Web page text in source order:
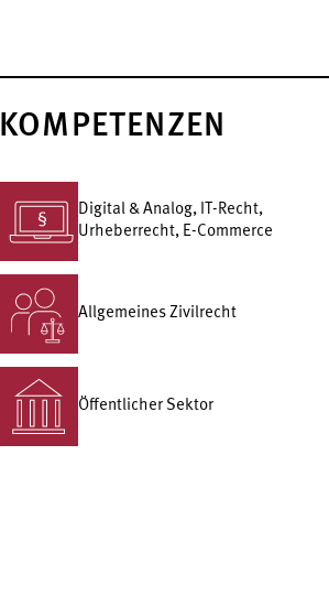
KOMPETENZEN
Digital & Analog, IT-Recht,
Urheberrecht, E-Commerce
Allgemeines Zivilrecht
Öffentlicher Sektor